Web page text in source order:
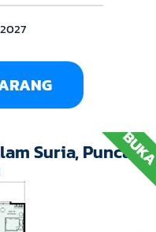
Suria, Puncak